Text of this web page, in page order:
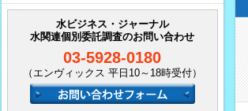
水ビジネス・ジャーナル
水関連個別委託調査のお問い合わせ
03-5928-0180
（エンヴィックス 平日10～18時受付）